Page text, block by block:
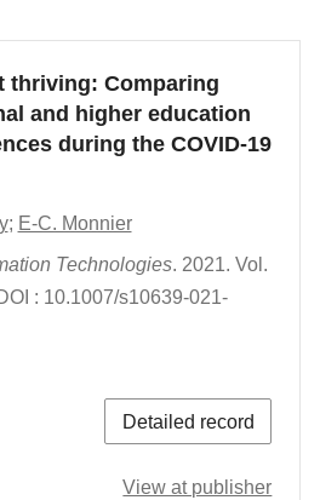
thriving: Comparing
and higher education
during the COVID-19
; E-C. Monnier
Technologies. 2021. Vol.
: 10.1007/s10639-021-
Detailed record
View at publisher